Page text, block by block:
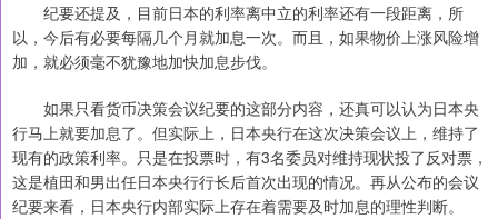
纪要还提及，目前日本的利率离中立的利率还有一段距离，所
以，今后有必要每隔几个月就加息一次。而且，如果物价上涨风险增
加，就必须毫不犹豫地加快加息步伐。
如果只看货币决策会议纪要的这部分内容，还真可以认为日本央
行马上就要加息了。但实际上，日本央行在这次决策会议上，维持了
现有的政策利率。只是在投票时，有3名委员对维持现状投了反对票，
这是植田和男出任日本央行行长后首次出现的情况。再从公布的会议
纪要来看，日本央行内部实际上存在着需要及时加息的理性判断。